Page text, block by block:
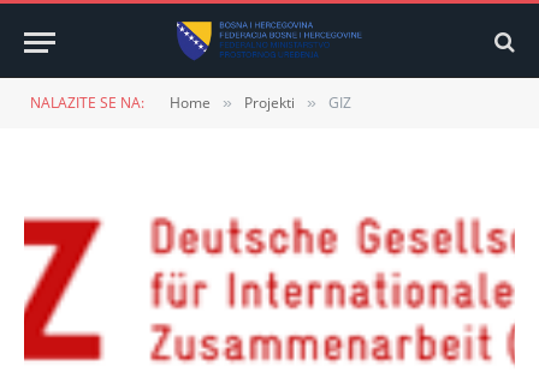
NALAZITE SE NA: Home » Projekti » GIZ